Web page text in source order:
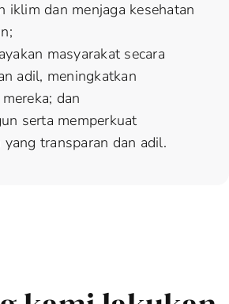
iklim dan menjaga kesehatan
masyarakat secara
adil, meningkatkan
dan
serta memperkuat
yang transparan dan adil.